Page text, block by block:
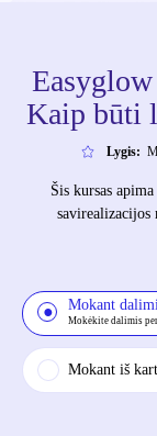
Kaip būti
Lygis:
Šis kursas
savirealizacijos
Mokant
Mokėkite dalimis per
Mokant iš